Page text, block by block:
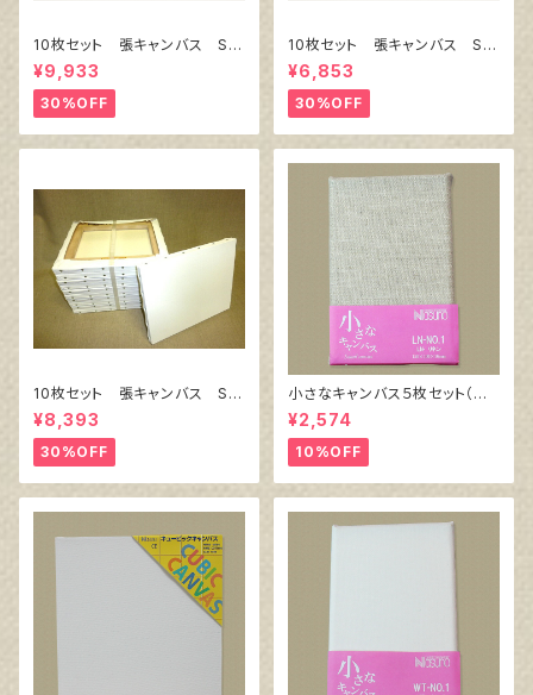
10枚セット 張キャンバス Sn
owWhite SPC（綿・ポリエステ
ル）F8 455㎜×380㎜
¥9,933
30%OFF
10枚セット 張キャンバス Sn
owWhite SPC（綿・ポリエステ
ル）F4 333㎜×242㎜
¥6,853
30%OFF
10枚セット 張キャンバス Sn
owWhite SPC（綿・ポリエステ
ル）F6 410㎜×318㎜
¥8,393
30%OFF
小さなキャンバス５枚セット（麻
キャンバス裏面張り）
¥2,574
10%OFF